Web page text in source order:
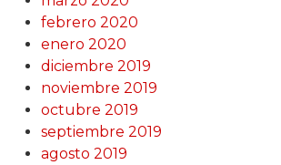
febrero 2020
enero 2020
diciembre 2019
noviembre 2019
octubre 2019
septiembre 2019
agosto 2019